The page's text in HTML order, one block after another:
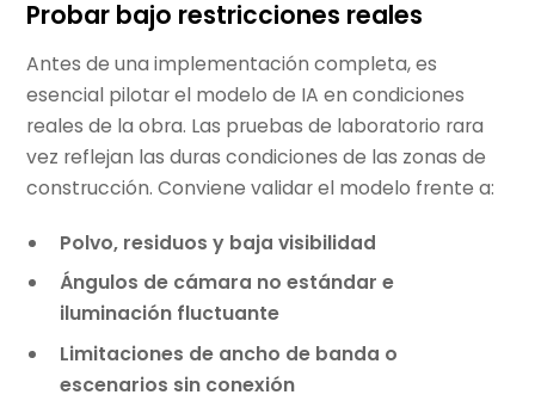
Probar bajo restricciones reales
Antes de una implementación completa, es
esencial pilotar el modelo de IA en condiciones
reales de la obra. Las pruebas de laboratorio rara
vez reflejan las duras condiciones de las zonas de
construcción. Conviene validar el modelo frente a:
Polvo, residuos y baja visibilidad
Ángulos de cámara no estándar e
iluminación fluctuante
Limitaciones de ancho de banda o
escenarios sin conexión